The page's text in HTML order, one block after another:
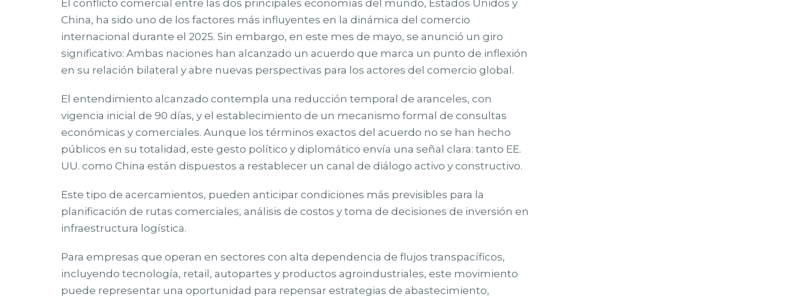
El conflicto comercial entre las dos principales economías del mundo, Estados Unidos y
China, ha sido uno de los factores más influyentes en la dinámica del comercio
internacional durante el 2025. Sin embargo, en este mes de mayo, se anunció un giro
significativo: Ambas naciones han alcanzado un acuerdo que marca un punto de inflexión
en su relación bilateral y abre nuevas perspectivas para los actores del comercio global.
El entendimiento alcanzado contempla una reducción temporal de aranceles, con
vigencia inicial de 90 días, y el establecimiento de un mecanismo formal de consultas
económicas y comerciales. Aunque los términos exactos del acuerdo no se han hecho
públicos en su totalidad, este gesto político y diplomático envía una señal clara: tanto EE.
UU. como China están dispuestos a restablecer un canal de diálogo activo y constructivo.
Este tipo de acercamientos, pueden anticipar condiciones más previsibles para la
planificación de rutas comerciales, análisis de costos y toma de decisiones de inversión en
infraestructura logística.
Para empresas que operan en sectores con alta dependencia de flujos transpacíficos,
incluyendo tecnología, retail, autopartes y productos agroindustriales, este movimiento
puede representar una oportunidad para repensar estrategias de abastecimiento,